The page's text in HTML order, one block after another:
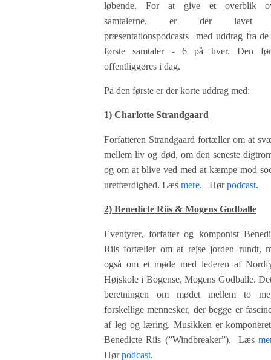
løbende. For at give et overblik
samtalerne, er der lavet
præsentationspodcasts med uddrag fra
første samtaler - 6 på hver. Den
offentliggøres i dag.
På den første er der korte uddrag med:
1) Charlotte Strandgaard
Forfatteren Strandgaard fortæller om at
mellem liv og død, om den seneste
og om at blive ved med at kæmpe mod
uretfærdighed. Læs mere. Hørpodcast.
2) Benedicte Riis & Mogens Godballe
Eventyrer, forfatter og komponist
Riis fortæller om at rejse jorden rundt,
også om et møde med lederen af
Højskole i Bogense, Mogens Godballe.
beretningen om mødet mellem to
forskellige mennesker, der begge er
af leg og læring. Musikken er
Benedicte Riis (”Windbreaker”).Læs
Hørpodcast.